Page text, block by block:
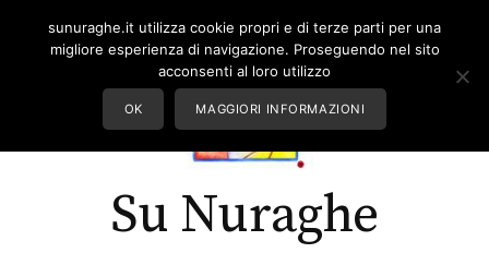
Su Nuraghe
sunuraghe.it utilizza cookie propri e di terze parti per una
migliore esperienza di navigazione. Proseguendo nel sito
acconsenti al loro utilizzo
OK MAGGIORI INFORMAZIONI